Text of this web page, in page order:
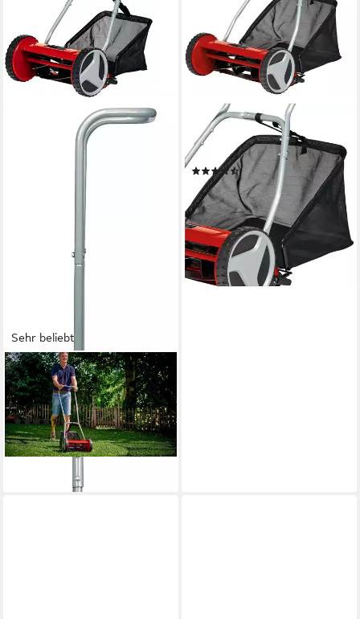
Sehr beliebt
EINHELL
Spindelmäher GC-HM 300,
30 cm Schnittbreite
(47)
59,99 € UVP78,95 €
-24%
lieferbar - in 1-2 Werktagen bei dir
EINHELL
Spindelmäher GC-HM 400,
40 cm Schnittbreite
(15)
71,69 € UVP89,95 €
-20%
lieferbar - in 3-4 Werktagen bei dir